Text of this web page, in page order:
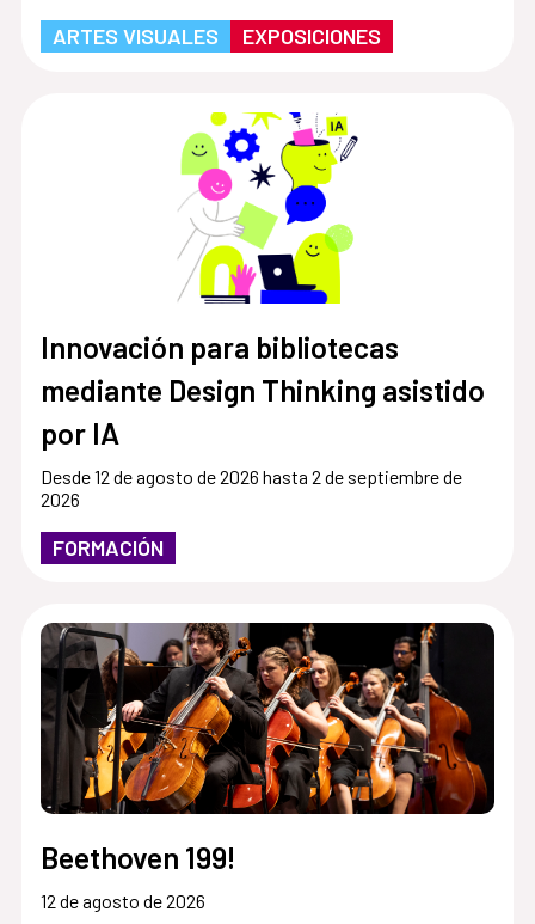
ARTES VISUALES EXPOSICIONES
Innovación para bibliotecas
mediante Design Thinking asistido
por IA
Desde 12 de agosto de 2026 hasta 2 de septiembre de
2026
FORMACIÓN
Beethoven 199!
12 de agosto de 2026